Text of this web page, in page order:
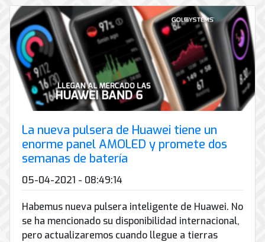
La nueva pulsera de Huawei tiene un
enorme panel AMOLED y promete dos
semanas de batería
05-04-2021 - 08:49:14
Habemus nueva pulsera inteligente de Huawei. No
se ha mencionado su disponibilidad internacional,
pero actualizaremos cuando llegue a tierras